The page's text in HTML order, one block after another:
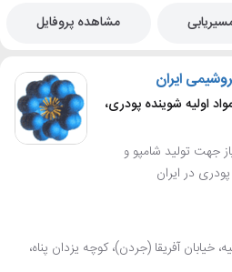
مشاهده پروفایل
ایران
اولیه شوینده پودری،
جهت تولید شامپو و
در ایران
کاووسیه، خیابان آفریقا (جردن)، کوچه یزدان پناه،